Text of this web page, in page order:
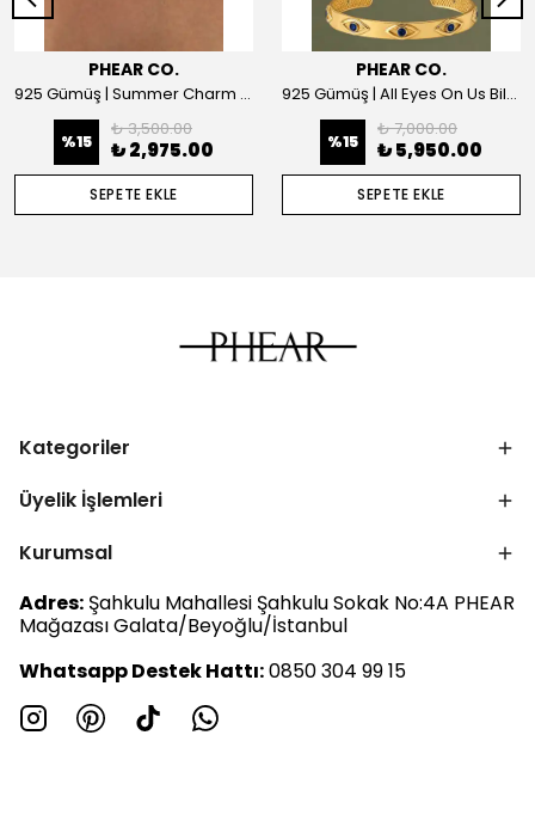
PHEAR CO.
925 Gümüş | Summer Charm Kolye
%15
₺ 3,500.00
₺ 2,975.00
SEPETE EKLE
PHEAR CO.
925 Gümüş | All Eyes On Us Bilezik
%15
₺ 7,000.00
₺ 5,950.00
SEPETE EKLE
Kategoriler
Üyelik İşlemleri
Kurumsal
Adres: Şahkulu Mahallesi Şahkulu Sokak No:4A PHEAR
Mağazası Galata/Beyoğlu/İstanbul
Whatsapp Destek Hattı:0850 304 99 15